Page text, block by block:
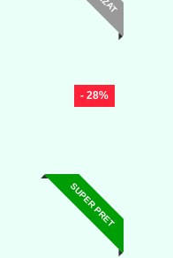
- 28%
SUPER PRET